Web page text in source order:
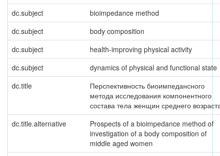
dc.subject
bioimpedance method
dc.subject
body composition
dc.subject
health-improving physical activity
dc.subject
dynamics of physical and functional state
dc.title
Перспективность биоимпедансного
метода исследования компонентного
состава тела женщин среднего
dc.title.alternative
Prospects of a bioimpedance method of
investigation of a body composition of
middle aged women